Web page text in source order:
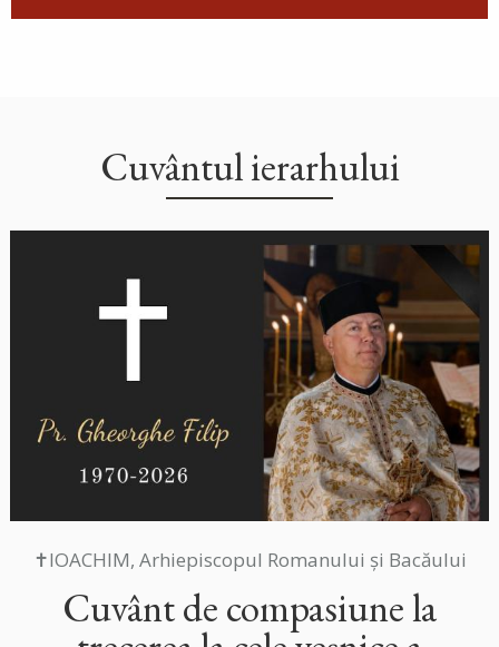
Cuvântul ierarhului
✝IOACHIM, Arhiepiscopul Romanului și Bacăului
Cuvânt de compasiune la